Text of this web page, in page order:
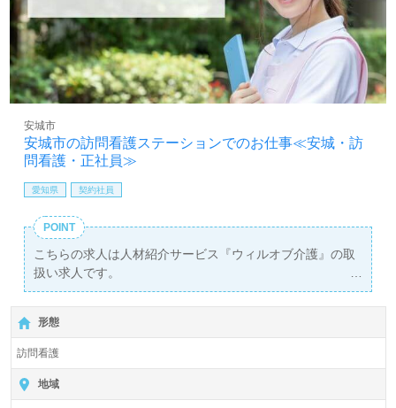
安城市の訪問看護ステーションでのお仕事≪安城・訪
問看護・正社員≫
安城市
愛知県 契約社員
POINT
こちらの求人は人材紹介サービス『ウィルオブ介護』の取
扱い求人です。
詳細に関してお気軽にご相談ください♪
【無料】で皆さんの転職活動をサポートいたします。
形態
訪問看護
地域